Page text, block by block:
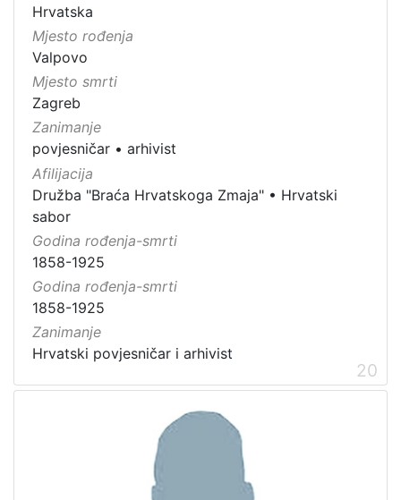
Hrvatska
Mjesto rođenja
Valpovo
Mjesto smrti
Zagreb
Zanimanje
povjesničar • arhivist
Afilijacija
Družba "Braća Hrvatskoga Zmaja" • Hrvatski
sabor
Godina rođenja-smrti
1858-1925
Godina rođenja-smrti
1858-1925
Zanimanje
Hrvatski povjesničar i arhivist
20